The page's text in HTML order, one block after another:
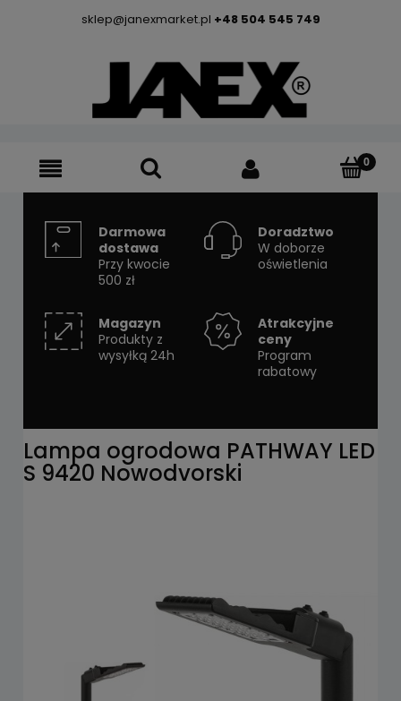
sklep@janexmarket.pl +48 504 545 749
Darmowa
dostawa
Przy kwocie
500 zł
Doradztwo
W doborze
oświetlenia
Magazyn
Produkty z
wysyłką 24h
Atrakcyjne
ceny
Program
rabatowy
Lampa ogrodowa PATHWAY LED
S 9420 Nowodvorski